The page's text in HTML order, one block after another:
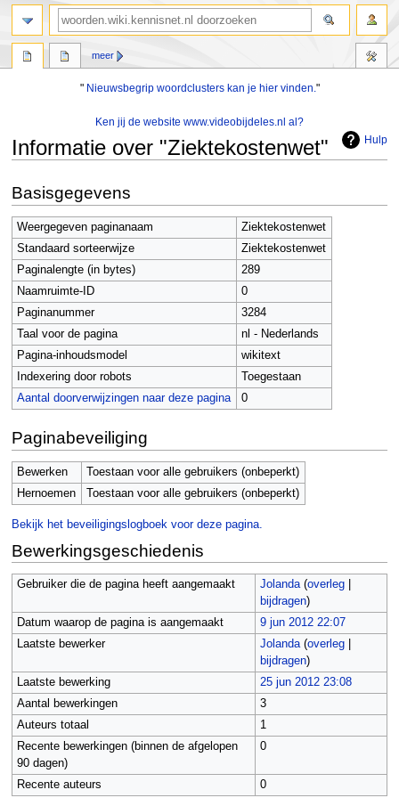
" Nieuwsbegrip woordclusters kan je hier vinden."
Ken jij de website www.videobijdeles.nl al?
Hulp
Informatie over "Ziektekostenwet"
navigatie
springen
zoeken
springen
Basisgegevens
Weergegeven paginanaam
Ziektekostenwet
Standaard sorteerwijze
Ziektekostenwet
Paginalengte (in bytes)
289
Naamruimte-ID
0
Paginanummer
3284
Taal voor de pagina
nl - Nederlands
Pagina-inhoudsmodel
wikitext
Indexering door robots
Toegestaan
Aantal doorverwijzingen naar deze pagina
0
Paginabeveiliging
Bewerken
Toestaan voor alle gebruikers (onbeperkt)
Hernoemen
Toestaan voor alle gebruikers (onbeperkt)
Bekijk het beveiligingslogboek voor deze pagina.
Bewerkingsgeschiedenis
Gebruiker die de pagina heeft aangemaakt Jolanda (overleg|
bijdragen)
Datum waarop de pagina is aangemaakt
9 jun 2012 22:07
Laatste bewerker
Jolanda (overleg|
bijdragen)
Laatste bewerking
25 jun 2012 23:08
Aantal bewerkingen
3
Auteurs totaal
1
Recente bewerkingen (binnen de afgelopen
90 dagen)
0
Recente auteurs 0
meer
zoeken